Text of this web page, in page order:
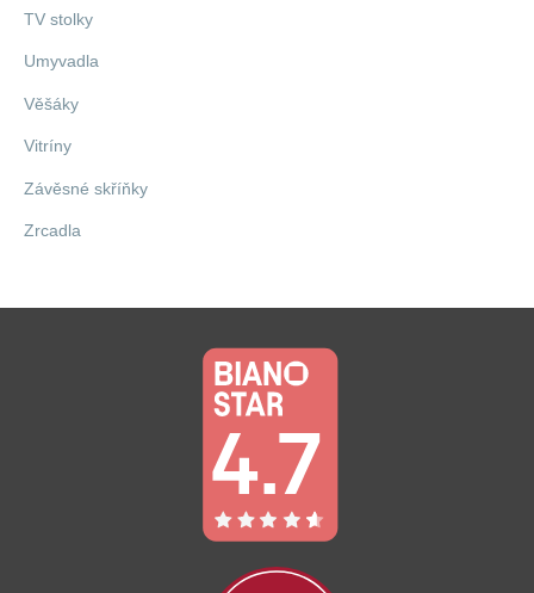
TV stolky
Umyvadla
Věšáky
Vitríny
Závěsné skříňky
Zrcadla